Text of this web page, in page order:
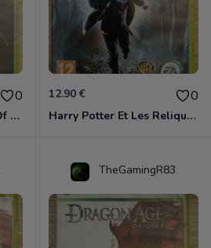
0
Hellboy - The Science Of Evil Xbox 360
12.90 € 0
Harry Potter Et Les Reliques De La Mort - 1ère Partie Xbox 360
TheGamingR83